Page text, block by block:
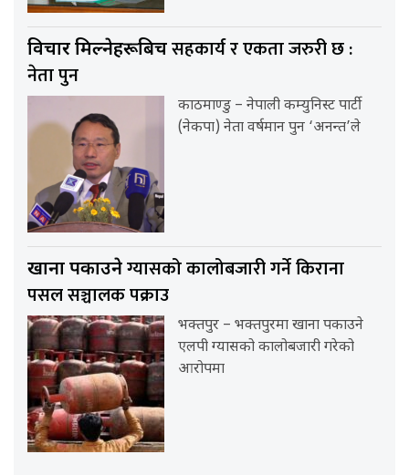
विचार मिल्नेहरूबिचसहकार्य र एकता जरुरी छ :
नेता पुन
काठमाण्डु – नेपाली कम्युनिस्ट पार्टी
(नेकपा) नेता वर्षमान पुन ‘अनन्त’ले
खाना पकाउनेग्यासको कालोबजारी गर्ने किराना
पसल सञ्चालक पक्राउ
भक्तपुर – भक्तपुरमा खाना पकाउने
एलपी ग्यासको कालोबजारी गरेको
आरोपमा